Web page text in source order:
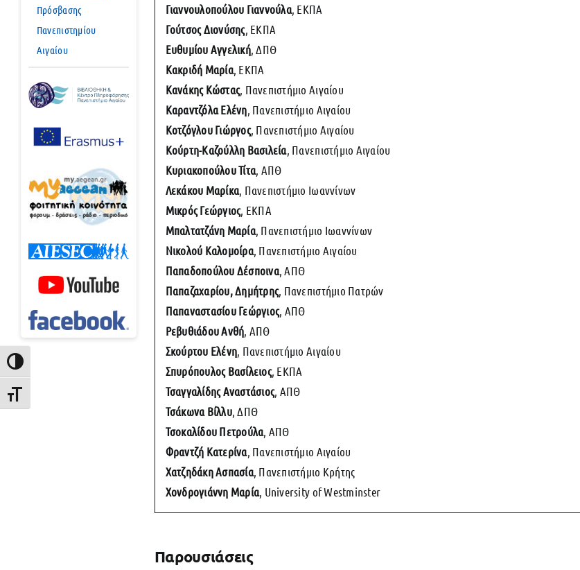
Εναλλαγή Υψηλής Αντίθεσης
Εναλλαγή Μεγέθους Γραμμάτων
Γιαννουλοπούλου Γιαννούλα, ΕΚΠΑ
Γούτσος Διονύσης, ΕΚΠΑ
Ευθυμίου Αγγελική, ΔΠΘ
Κακριδή Μαρία, ΕΚΠΑ
Κανάκης Κώστας, Πανεπιστήμιο Αιγαίου
Καραντζόλα Ελένη, Πανεπιστήμιο Αιγαίου
Κοτζόγλου Γιώργος, Πανεπιστήμιο Αιγαίου
Κούρτη-Καζούλλη Βασιλεία, Πανεπιστήμιο Αιγαίου
Κυριακοπούλου Τίτα, ΑΠΘ
Λεκάκου Μαρίκα, Πανεπιστήμιο Ιωαννίνων
Μικρός Γεώργιος, ΕΚΠΑ
Μπαλτατζάνη Μαρία, Πανεπιστήμιο Ιωαννίνων
Νικολού Καλομοίρα, Πανεπιστήμιο Αιγαίου
Παπαδοπούλου Δέσποινα, ΑΠΘ
Παπαζαχαρίου, Δημήτρης, Πανεπιστήμιο Πατρών
Παπαναστασίου Γεώργιος, ΑΠΘ
Ρεβυθιάδου Ανθή, ΑΠΘ
Σκούρτου Ελένη, Πανεπιστήμιο Αιγαίου
Σπυρόπουλος Βασίλειος, ΕΚΠΑ
Τσαγγαλίδης Αναστάσιος, ΑΠΘ
Τσάκωνα Βίλλυ, ΔΠΘ
Τσοκαλίδου Πετρούλα, ΑΠΘ
Φραντζή Κατερίνα, Πανεπιστήμιο Αιγαίου
Χατζηδάκη Ασπασία, Πανεπιστήμιο Κρήτης
Χονδρογιάννη Μαρία, University of Westminster
Παρουσιάσεις
Πρόσβασης
Πανεπιστημίου
Αιγαίου